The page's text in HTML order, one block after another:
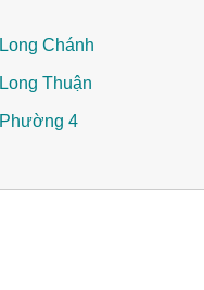
Long Chánh
Long Thuận
Phường 4